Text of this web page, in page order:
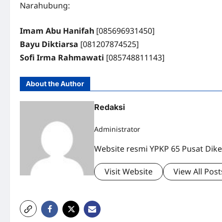
Narahubung:
Imam Abu Hanifah [085696931450]
Bayu Diktiarsa [081207874525]
Sofi Irma Rahmawati [085748811143]
About the Author
Redaksi
Administrator
Website resmi YPKP 65 Pusat
Visit Website View All